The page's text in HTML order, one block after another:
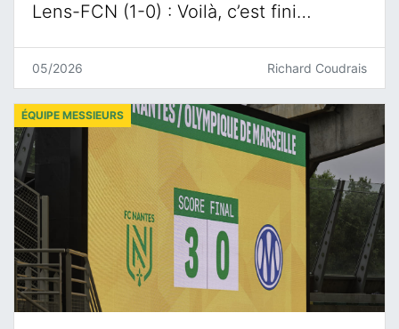
Lens-FCN (1-0) : Voilà, c’est fini…
05/2026 Richard Coudrais
ÉQUIPE MESSIEURS